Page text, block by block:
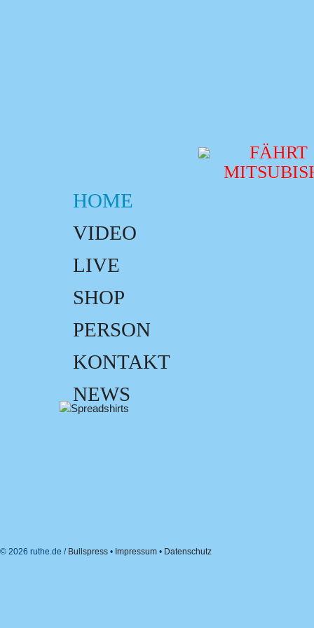
FÄHRT
HOME
VIDEO
LIVE
SHOP
PERSON
KONTAKT
NEWS
© 2026 ruthe.de / Bullspress • Impressum • Datenschutz